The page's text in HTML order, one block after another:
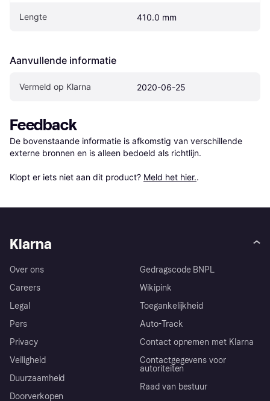
Lengte 410.0 mm
Aanvullende informatie
Vermeld op Klarna 2020-06-25
Feedback
De bovenstaande informatie is afkomstig van verschillende
externe bronnen en is alleen bedoeld als richtlijn.
Klopt er iets niet aan dit product? Meld het hier..
Klarna
Over ons
Careers
Legal
Pers
Privacy
Veiligheid
Duurzaamheid
Doorverkopen
Gedragscode BNPL
Wikipink
Toegankelijkheid
Auto-Track
Contact opnemen met Klarna
Contactgegevens voor
autoriteiten
Raad van bestuur